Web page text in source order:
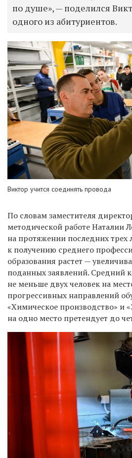
по душе», — поделился
одного из абитуриентов.
Виктор учится соединять провода
По словам заместителя
методической работе Наталии
на протяжении последних трех
к получению среднего
образования растет —
поданных заявлений. Средний
не меньше двух человек на
прогрессивных направлений
«Химическое производство» и
на одно место претендует до